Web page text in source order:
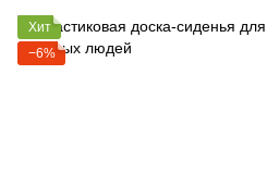
Хит
−6%